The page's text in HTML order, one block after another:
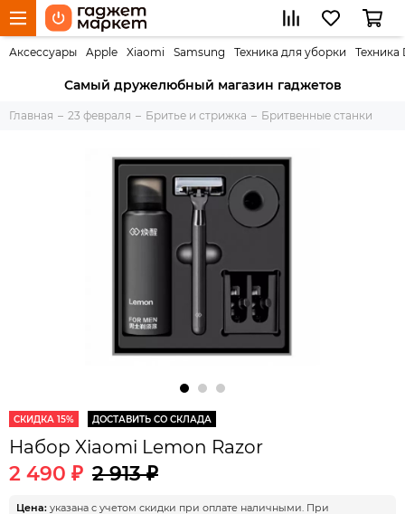
Аксессуары Apple Xiaomi Samsung Техника для уборки Техника
Самый дружелюбный магазин гаджетов
Главная 23 февраля Бритье и стрижка Бритвенные станки
СКИДКА 15% ДОСТАВИТЬ СО СКЛАДА
Набор Xiaomi Lemon Razor
2 490 ₽ 2 913 ₽
Цена: указана с учетом скидки при оплате наличными. При